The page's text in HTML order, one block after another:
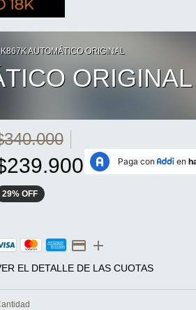
AUTOMÁTICO ORIGINAL
ORIGINAL
29% OFF
EL DETALLE DE LAS CUOTAS